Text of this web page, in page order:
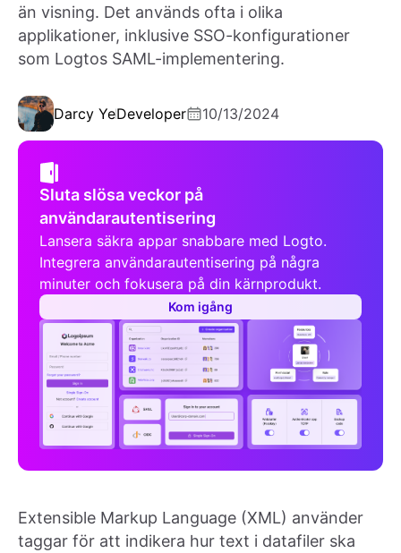
än visning. Det används ofta i olika
applikationer, inklusive SSO-konfigurationer
som Logtos SAML-implementering.
Darcy YeDeveloper 10/13/2024
Sluta slösa veckor på
användarautentisering
Lansera säkra appar snabbare med Logto.
Integrera användarautentisering på några
minuter och fokusera på din kärnprodukt.
Kom igång
Extensible Markup Language (XML) använder
taggar för att indikera hur text i datafiler ska